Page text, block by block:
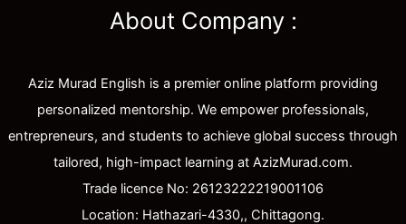
About Company :
Aziz Murad English is a premier online platform providing
personalized mentorship. We empower professionals,
entrepreneurs, and students to achieve global success through
tailored, high-impact learning at AzizMurad.com.
Trade licence No: 26123222219001106
Location: Hathazari-4330,, Chittagong.